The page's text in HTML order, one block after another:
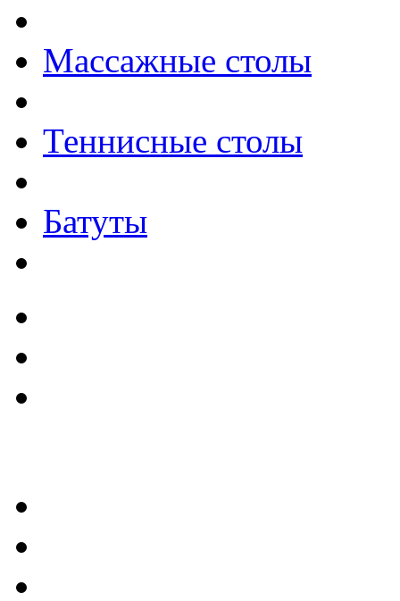
Массажные столы
Теннисные столы
Батуты